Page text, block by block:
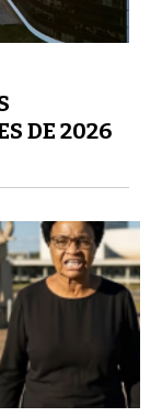
DE 2026